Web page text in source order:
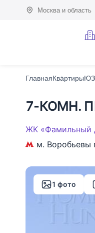
Москва и область
ГлавнаяКвартиры
7-КОМН.
ЖК «Фамильный
м. Воробьевы
1 фото